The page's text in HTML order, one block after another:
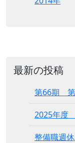
最新の投稿
第66期 第
2025年度
整備職週